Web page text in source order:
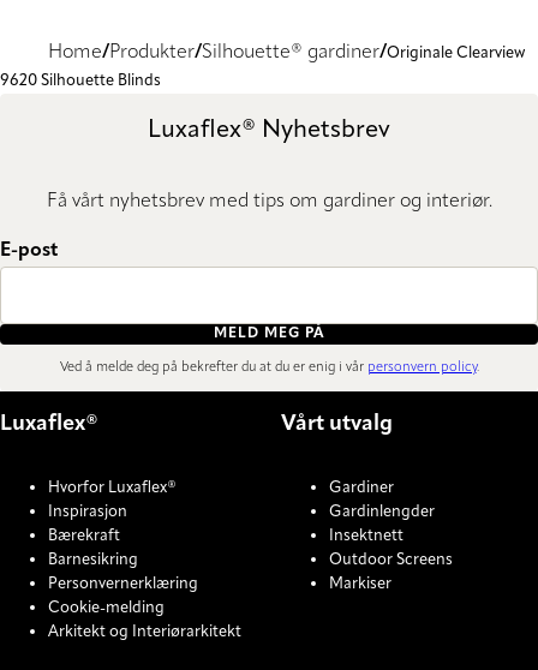
Home Produkter Silhouette® gardiner Originale Clearview
9620 Silhouette Blinds
Luxaflex® Nyhetsbrev
Få vårt nyhetsbrev med tips om gardiner og interiør.
E-post
MELD MEG PÅ
Ved å melde deg på bekrefter du at du er enig i vår personvern policy.
Luxaflex®
Hvorfor Luxaflex®
Inspirasjon
Bærekraft
Barnesikring
Personvernerklæring
Cookie-melding
Arkitekt og Interiørarkitekt
Vårt utvalg
Gardiner
Gardinlengder
Insektnett
Outdoor Screens
Markiser